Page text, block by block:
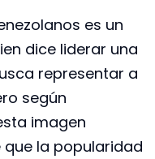
es un
dice liderar una
representar a
según
imagen
que la popularidad